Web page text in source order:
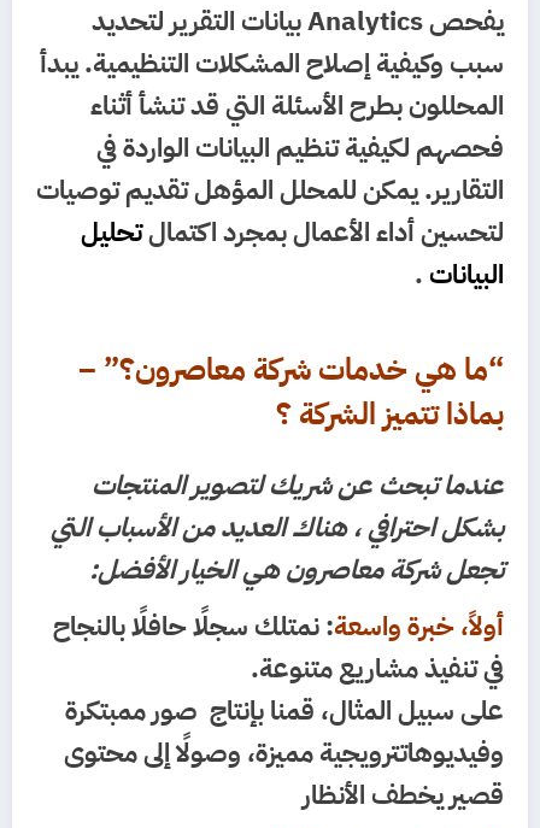
يفحص Analytics بيانات التقرير لتحديد
سبب وكيفية إصلاح المشكلات التنظيمية. يبدأ
المحللون بطرح الأسئلة التي قد تنشأ أثناء
فحصهم لكيفية تنظيم البيانات الواردة في
التقارير. يمكن للمحلل المؤهل تقديم توصيات
لتحسين أداء الأعمال بمجرد اكتمالتحليل
البيانات .
“ما هي خدمات شركة معاصرون؟” –
بماذا تتميز الشركة ؟
عندما تبحث عن شريك لتصوير المنتجات
بشكل احترافي ، هناك العديد من الأسباب التي
تجعل شركة معاصرون هي الخيار الأفضل:
أولاً، خبرة واسعة:نمتلك سجلًا حافلًا بالنجاح
في تنفيذ مشاريع متنوعة.
على سبيل المثال، قمنا بإنتاج صور ممبتكرة
وفيديوهاتترويجية مميزة، وصولًا إلى محتوى
قصير يخطف الأنظار